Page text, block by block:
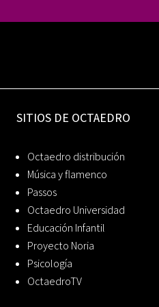
SITIOS DE OCTAEDRO
Octaedro distribución
Música y flamenco
Passos
Octaedro Universidad
Educación Infantil
Proyecto Noria
Psicología
OctaedroTV